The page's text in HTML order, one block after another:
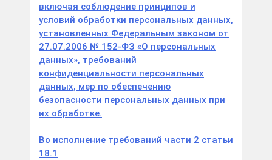
включая соблюдение принципов и
условий обработки персональных данных,
установленных Федеральным законом от
27.07.2006 № 152-ФЗ «О персональных
данных», требований
конфиденциальности персональных
данных, мер по обеспечению
безопасности персональных данных при
их обработке.
Во исполнение требований части 2 статьи
18.1